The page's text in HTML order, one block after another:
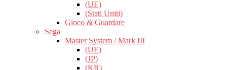
(UE)
(Stati Uniti)
Gioco & Guardare
Sega
Master System / Mark III
(UE)
(JP)
(KR)